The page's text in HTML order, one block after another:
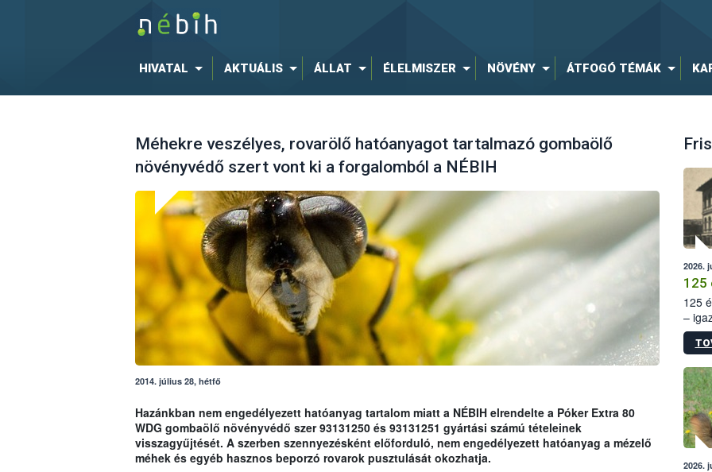
HIVATAL AKTUÁLIS ÁLLAT ÉLELMISZER NÖVÉNY ÁTFOGÓ TÉMÁK
Méhekre veszélyes, rovarölő hatóanyagot tartalmazó gombaölő
növényvédő szert vont ki a forgalomból a NÉBIH
2014. július 28, hétfő
Hazánkban nem engedélyezett hatóanyag tartalom miatt a NÉBIH elrendelte a Póker Extra 80
WDG gombaölő növényvédő szer 93131250 és 93131251 gyártási számú tételeinek
visszagyűjtését. A szerben szennyezésként előforduló, nem engedélyezett hatóanyag a mézelő
méhek és egyéb hasznos beporzó rovarok pusztulását okozhatja.
2026.
125
125
–
15.
2026.